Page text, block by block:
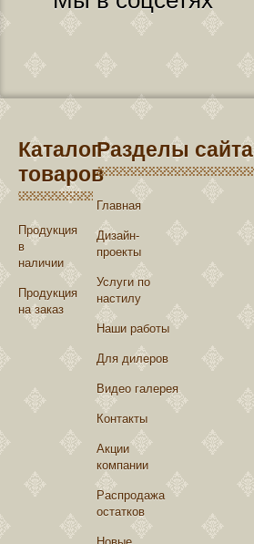
Каталог
товаров
Продукция
в
наличии
Продукция
на заказ
Разделы сайта
Главная
Дизайн-
проекты
Услуги по
настилу
Наши работы
Для дилеров
Видео галерея
Контакты
Акции
компании
Распродажа
остатков